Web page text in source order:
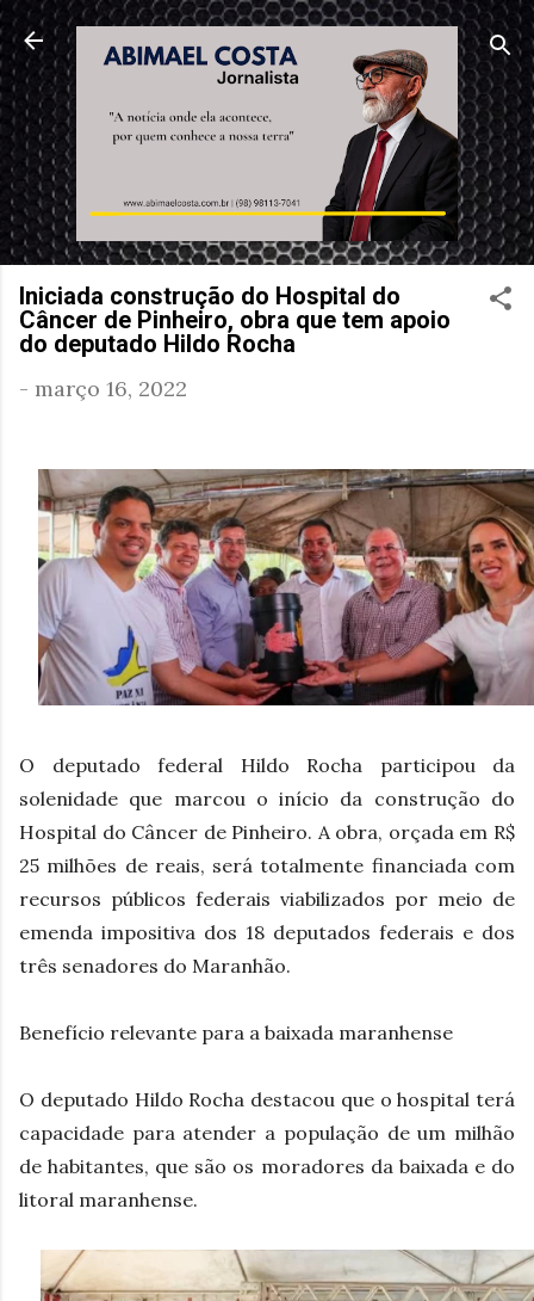
Pular para o conteúdo principal
Iniciada construção do Hospital do
Câncer de Pinheiro, obra que tem apoio
do deputado Hildo Rocha
- março 16, 2022
O deputado federal Hildo Rocha participou da
solenidade que marcou o início da construção do
Hospital do Câncer de Pinheiro. A obra, orçada em R$
25 milhões de reais, será totalmente financiada com
recursos públicos federais viabilizados por meio de
emenda impositiva dos 18 deputados federais e dos
três senadores do Maranhão.
Benefício relevante para a baixada maranhense
O deputado Hildo Rocha destacou que o hospital terá
capacidade para atender a população de um milhão
de habitantes, que são os moradores da baixada e do
litoral maranhense.